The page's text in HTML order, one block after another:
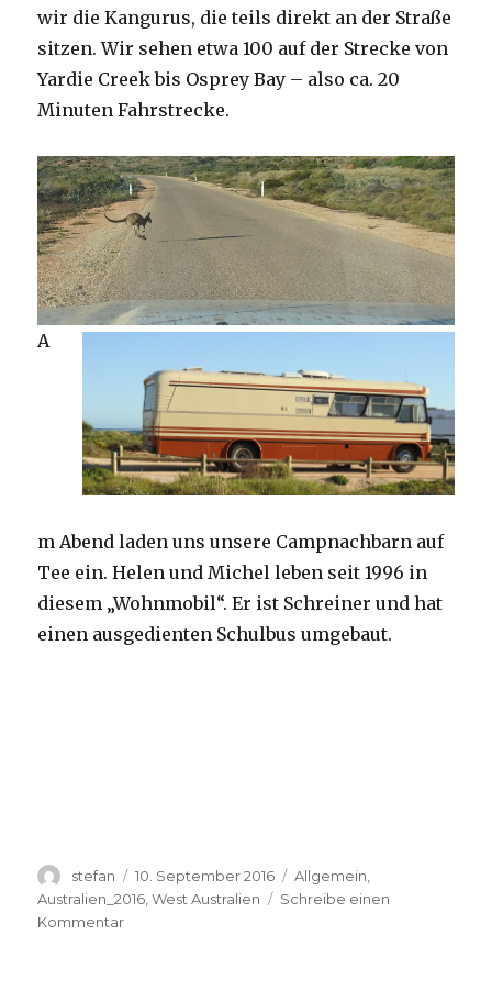
wir die Kangurus, die teils direkt an der Straße
sitzen. Wir sehen etwa 100 auf der Strecke von
Yardie Creek bis Osprey Bay – also ca. 20
Minuten Fahrstrecke.
A
m Abend laden uns unsere Campnachbarn auf
Tee ein. Helen und Michel leben seit 1996 in
diesem „Wohnmobil“. Er ist Schreiner und hat
einen ausgedienten Schulbus umgebaut.
Autor
stefan
Veröffentlicht
am
10. September 2016 Kategorien
Allgemein
Australien_2016 ,West Australien
Schreibe einen
Kommentarzu